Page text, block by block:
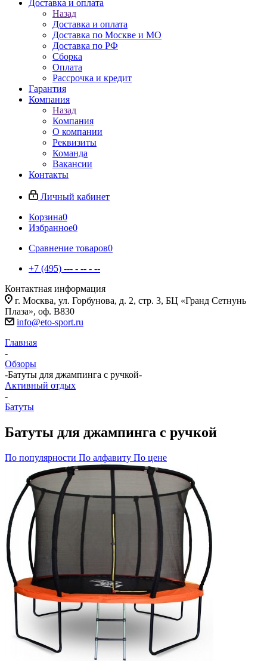
Доставка и оплата
Назад
Доставка и оплата
Доставка по Москве и МО
Доставка по РФ
Сборка
Оплата
Рассрочка и кредит
Гарантия
Компания
Назад
Компания
О компании
Реквизиты
Команда
Вакансии
Контакты
Личный кабинет
Корзина0
Избранное0
Сравнение товаров0
+7 (495) --- - -- - --
Контактная информация
г. Москва, ул. Горбунова, д. 2, стр. 3, БЦ «Гранд Сетнунь
Плаза», оф. В830
info@eto-sport.ru
Главная
-
Обзоры
-Батуты для джампинга с ручкой-
Активный отдых
-
Батуты
Батуты для джампинга с ручкой
По популярности По алфавиту По цене